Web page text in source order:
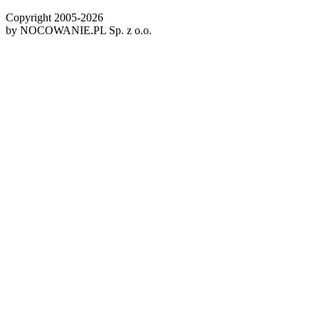
Copyright 2005-2026
by NOCOWANIE.PL Sp. z o.o.